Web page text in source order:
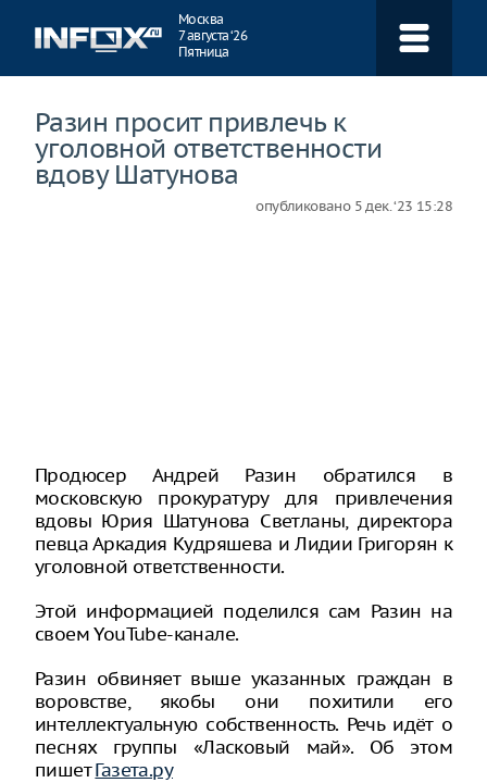
Москва
7 августа ‘26
Пятница
Разин просит привлечь к
уголовной ответственности
вдову Шатунова
опубликовано 5 дек. ‘23 15:28
Продюсер Андрей Разин обратился в
московскую прокуратуру для привлечения
вдовы Юрия Шатунова Светланы, директора
певца Аркадия Кудряшева и Лидии Григорян к
уголовной ответственности.
Этой информацией поделился сам Разин на
своем YouTube-канале.
Разин обвиняет выше указанных граждан в
воровстве, якобы они похитили его
интеллектуальную собственность. Речь идёт о
песнях группы «Ласковый май». Об этом
пишетГазета.ру